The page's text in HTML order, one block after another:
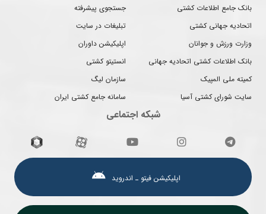
بانک جامع اطلاعات کشتی
اتحادیه جهانی کشتی
وزارت ورزش و جوانان
بانک اطلاعات کشتی اتحادیه جهانی
کمیته ملی المپیک
سایت شورای کشتی آسیا
جستجوی پیشرفته
تبلیغات در سایت
اپلیکیشن داوران
انستیتو کشتی
سازمان لیگ
سامانه جامع کشتی ایران
شبکه اجتماعی
اپلیکیشن فیتو ـ اندروید